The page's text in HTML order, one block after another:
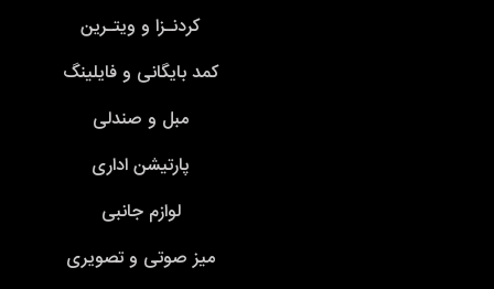
کردنـزا و ویتـرین
کمد بایگانی و فایلینگ
مبل و صندلی
پارتیشن اداری
لوازم جانبی
میز صوتی و تصویری